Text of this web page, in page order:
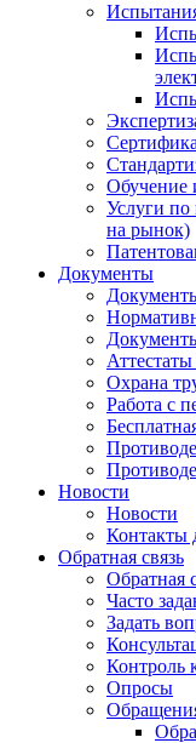
Обучение
Услуги
на рынок)
Документы
Охрана
Работа с
Новости
Новости
Обратная связь
Обратная
Часто
Задать
Контроль
Опросы